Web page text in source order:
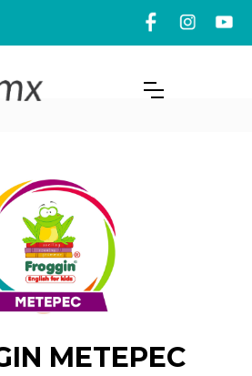
METEPEC